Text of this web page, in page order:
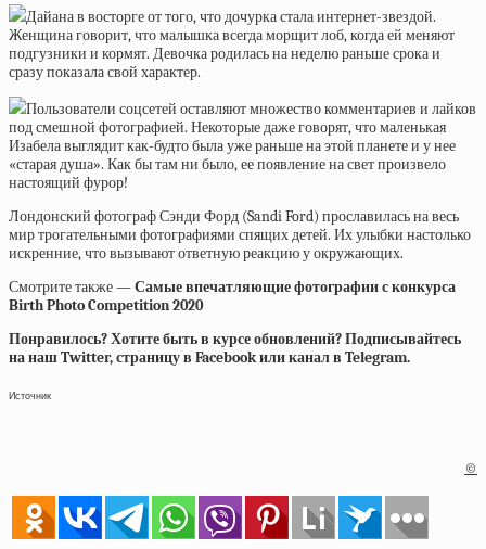
Дайана в восторге от того, что дочурка стала интернет-звездой.
Женщина говорит, что малышка всегда морщит лоб, когда ей меняют
подгузники и кормят. Девочка родилась на неделю раньше срока и
сразу показала свой характер.
Пользователи соцсетей оставляют множество комментариев и лайков
под смешной фотографией. Некоторые даже говорят, что маленькая
Изабела выглядит как-будто была уже раньше на этой планете и у нее
«старая душа». Как бы там ни было, ее появление на свет произвело
настоящий фурор!
Лондонский фотограф Сэнди Форд (Sandi Ford) прославилась на весь
мир трогательными фотографиями спящих детей. Их улыбки настолько
искренние, что вызывают ответную реакцию у окружающих.
Смотрите также —Самые впечатляющие фотографии с конкурса
Birth Photo Competition 2020
Понравилось? Хотите быть в курсе обновлений? Подписывайтесь
на наш Twitter, страницу в Facebook или канал в Telegram.
Источник
©